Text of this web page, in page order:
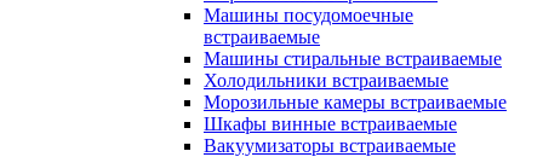
Машины посудомоечные
встраиваемые
Машины стиральные встраиваемые
Холодильники встраиваемые
Морозильные камеры встраиваемые
Шкафы винные встраиваемые
Вакуумизаторы встраиваемые